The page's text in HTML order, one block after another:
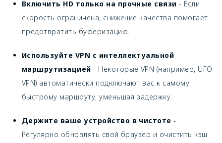
Включить HD только на прочные связи- Если
скорость ограничена, снижение качества помогает
предотвратить буферизацию.
Используйте VPN с интеллектуальной
маршрутизацией- Некоторые VPN (например, UFO
VPN) автоматически подключают вас к самому
быстрому маршруту, уменьшая задержку.
Держите ваше устройство в чистоте-
Регулярно обновлять свой браузер и очистить кэш